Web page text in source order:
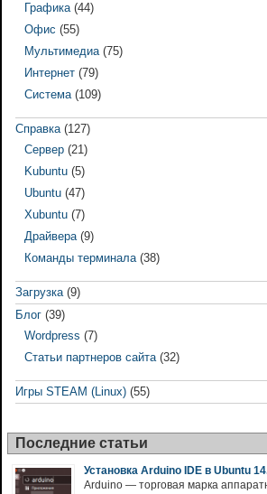
Графика(44)
Офис (55)
Мультимедиа(75)
Интернет (79)
Система(109)
Справка(127)
Сервер (21)
Kubuntu (5)
Ubuntu (47)
Xubuntu (7)
Драйвера(9)
Команды терминала(38)
Загрузка(9)
Блог (39)
Wordpress (7)
Статьи партнеров сайта(32)
Игры STEAM (Linux) (55)
Последние статьи
Установка Arduino IDE в Ubuntu
Arduino — торговая марка